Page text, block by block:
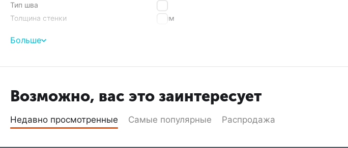
Тип шва
tig
Толщина стенки
3 мм
Найти похожие
Больше
Возможно, вас это заинтересует
Недавно просмотренные Самые популярные Распродажа